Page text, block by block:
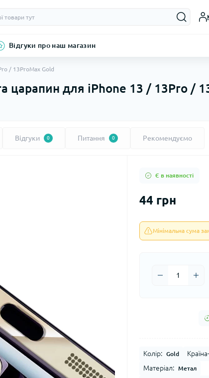
Відгуки про наш магазин
/ 13ProMax Gold
царапин для iPhone 13 / 13Pro /
Відгуки 0 Питання 0 Рекомендуємо
Є в наявності
44 грн
Мінімальна сума
Колір: Gold
Матеріал: Метал